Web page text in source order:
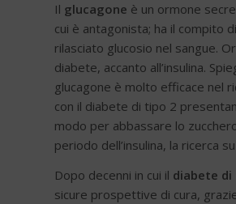
Il glucagone è un ormone
cui è antagonista; ha il compito
rilasciato glucosio nel sangue.
diabete, accanto all’insulina.
glucagone è molto efficace nel
con il diabete di tipo 2
modo per abbassare lo
periodo dell’insulina, la ricerca
Dopo decenni in cui il diabete di
sicure prospettive di cura,